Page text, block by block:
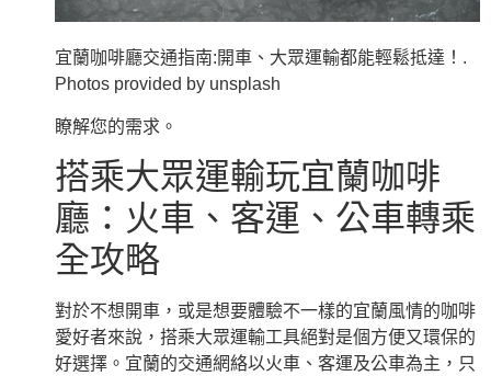
宜蘭咖啡廳交通指南:開車、大眾運輸都能輕鬆抵達！.
Photos provided by unsplash
瞭解您的需求。
搭乘大眾運輸玩宜蘭咖啡
廳：火車、客運、公車轉乘
全攻略
對於不想開車，或是想要體驗不一樣的宜蘭風情的咖啡
愛好者來說，搭乘大眾運輸工具絕對是個方便又環保的
好選擇。宜蘭的交通網絡以火車、客運及公車為主，只